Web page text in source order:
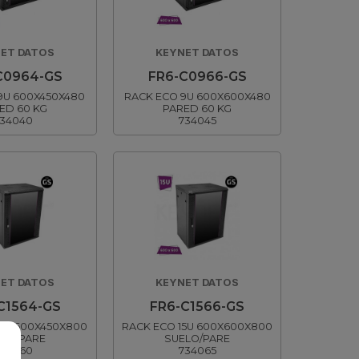
DATOS
GS
600X450X480
60 KG
KEYNET DATOS
FR6-C0966-GS
RACK ECO 9U 600X600X480
PARED 60 KG
734045
DATOS
GS
600X450X800
PARE
734060
KEYNET DATOS
FR6-C1566-GS
RACK ECO 15U 600X600X800
SUELO/PARE
734065